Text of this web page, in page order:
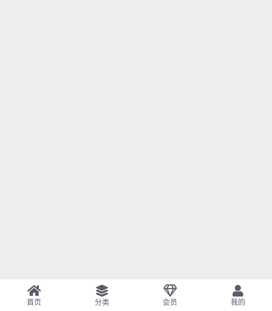
首页 分类 会员 我的